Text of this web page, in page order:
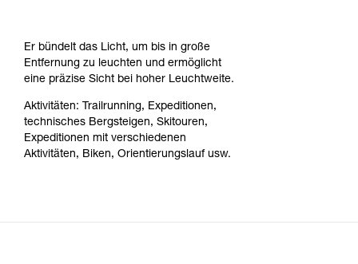
Er bündelt das Licht, um bis in große
Entfernung zu leuchten und ermöglicht
eine präzise Sicht bei hoher Leuchtweite.
Aktivitäten: Trailrunning, Expeditionen,
technisches Bergsteigen, Skitouren,
Expeditionen mit verschiedenen
Aktivitäten, Biken, Orientierungslauf usw.